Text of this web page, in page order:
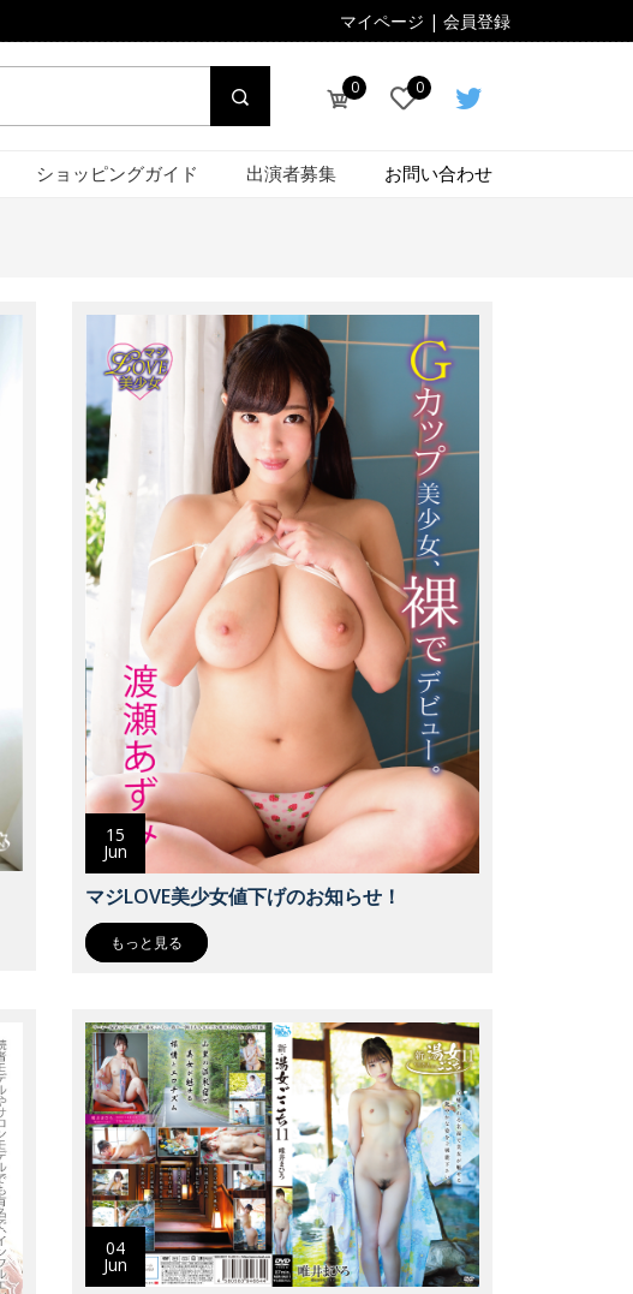
マイページ | 会員登録
0 0
ショッピングガイド 出演者募集 お問い合わせ
15
Jun
マジLOVE美少女値下げのお知らせ！
もっと見る
04
Jun